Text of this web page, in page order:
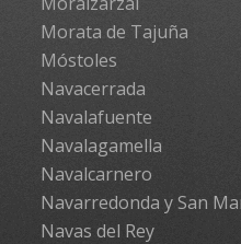
Morata de Tajuña
Móstoles
Navacerrada
Navalafuente
Navalagamella
Navalcarnero
Navarredonda y San
Navas del Rey